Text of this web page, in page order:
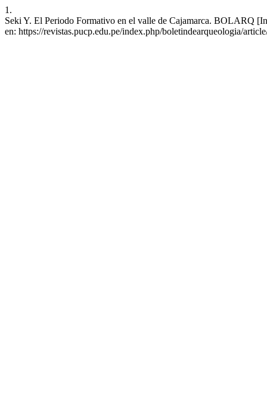
1.
Seki Y. El Periodo Formativo en el valle de Cajamarca. BOLARQ
en: https://revistas.pucp.edu.pe/index.php/boletindearqueologia/